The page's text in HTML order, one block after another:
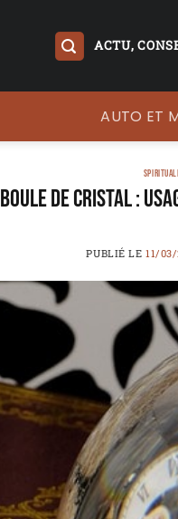
ACTU,
AUTO ET
Boule de cristal :
PUBLIÉ LE 11/